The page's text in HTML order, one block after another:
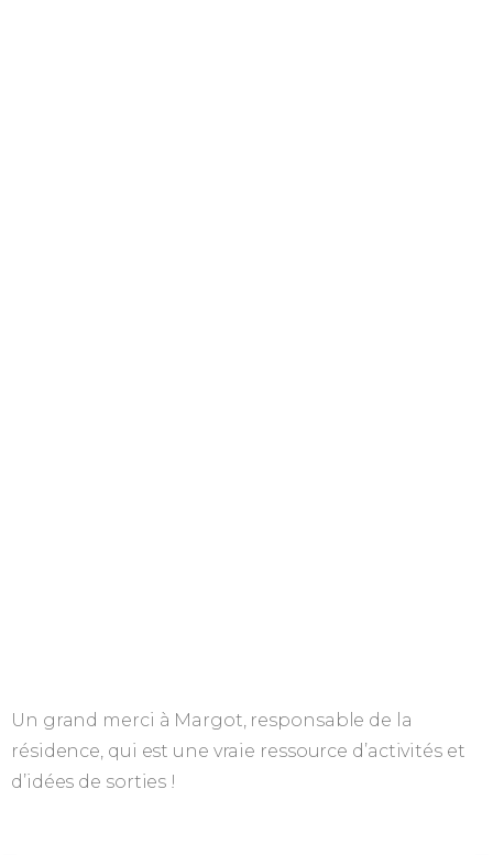
Un grand merci à Margot, responsable de la
résidence, qui est une vraie ressource d’activités et
d’idées de sorties !